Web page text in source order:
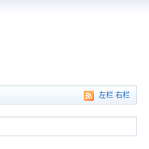
左栏 右栏